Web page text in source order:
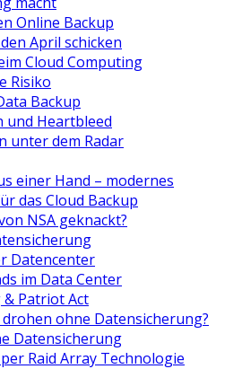
Online Backup
April schicken
Cloud Computing
Risiko
Backup
und Heartbleed
unter dem Radar
einer Hand – modernes
das Cloud Backup
NSA geknackt?
Datencenter
im Data Center
Patriot Act
ohne Datensicherung?
Datensicherung
Raid Array Technologie